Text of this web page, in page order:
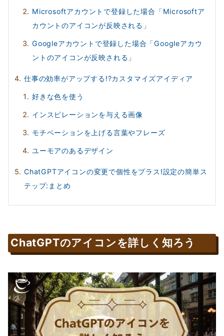
Microsoftアカウントで登録した場合「Microsoftア
カウントのアイコンが反映される」
Googleアカウントで登録した場合「Googleアカウ
ントのアイコンが反映される」
仕事の効率がアップする!?カスタマイズアイディア
好きな色を使う
インスピレーションを与える画像
モチベーションを上げる言葉やフレーズ
ユーモアのあるデザイン
ChatGPTアイコンの変更で個性をプラス!設定の簡単ス
テップ:まとめ
ChatGPTのアイコンを詳しく知ろう